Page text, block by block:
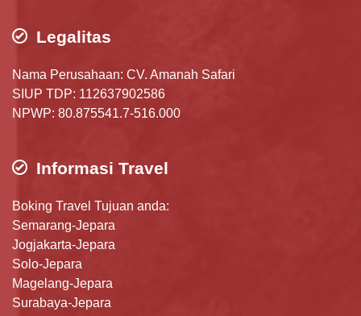
Legalitas
Nama Perusahaan: CV. Amanah Safari
SIUP TDP: 112637902586
NPWP: 80.875541.7-516.000
Informasi Travel
Boking Travel Tujuan anda:
Semarang-Jepara
Jogjakarta-Jepara
Solo-Jepara
Magelang-Jepara
Surabaya-Jepara